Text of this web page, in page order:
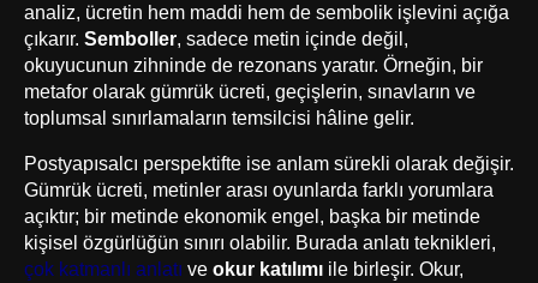
analiz, ücretin hem maddi hem de sembolik işlevini açığa
çıkarır. Semboller, sadece metin içinde değil,
okuyucunun zihninde de rezonans yaratır. Örneğin, bir
metafor olarak gümrük ücreti, geçişlerin, sınavların ve
toplumsal sınırlamaların temsilcisi hâline gelir.
Postyapısalcı perspektifte ise anlam sürekli olarak değişir.
Gümrük ücreti, metinler arası oyunlarda farklı yorumlara
açıktır; bir metinde ekonomik engel, başka bir metinde
kişisel özgürlüğün sınırı olabilir. Burada anlatı teknikleri,
çok katmanlı anlatı ve okur katılımı ile birleşir. Okur,